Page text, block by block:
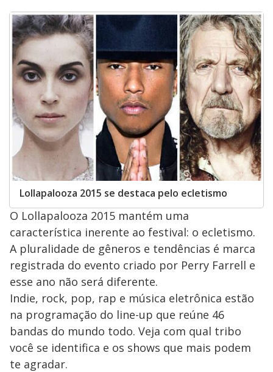
Lollapalooza 2015 se destaca pelo ecletismo
O Lollapalooza 2015 mantém uma
característica inerente ao festival: o ecletismo.
A pluralidade de gêneros e tendências é marca
registrada do evento criado por Perry Farrell e
esse ano não será diferente.
Indie, rock, pop, rap e música eletrônica estão
na programação do line-up que reúne 46
bandas do mundo todo. Veja com qual tribo
você se identifica e os shows que mais podem
te agradar.